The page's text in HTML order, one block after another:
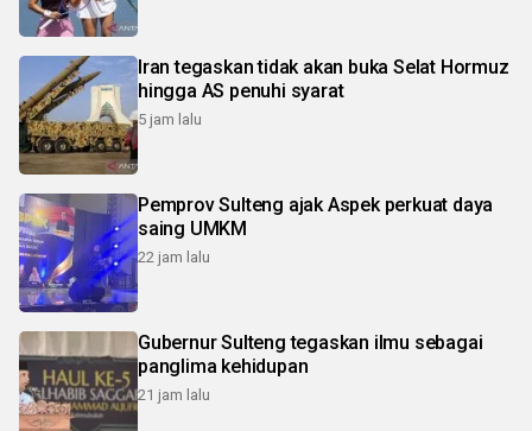
Iran tegaskan tidak akan buka Selat Hormuz
hingga AS penuhi syarat
5 jam lalu
Pemprov Sulteng ajak Aspek perkuat daya
saing UMKM
22 jam lalu
Gubernur Sulteng tegaskan ilmu sebagai
panglima kehidupan
21 jam lalu